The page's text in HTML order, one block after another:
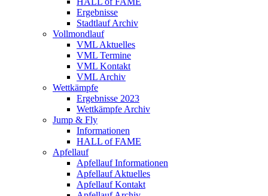
Ergebnisse
Stadtlauf Archiv
Vollmondlauf
VML Aktuelles
VML Termine
VML Kontakt
VML Archiv
Wettkämpfe
Ergebnisse 2023
Wettkämpfe Archiv
Jump & Fly
Informationen
HALL of FAME
Apfellauf
Apfellauf Informationen
Apfellauf Aktuelles
Apfellauf Kontakt